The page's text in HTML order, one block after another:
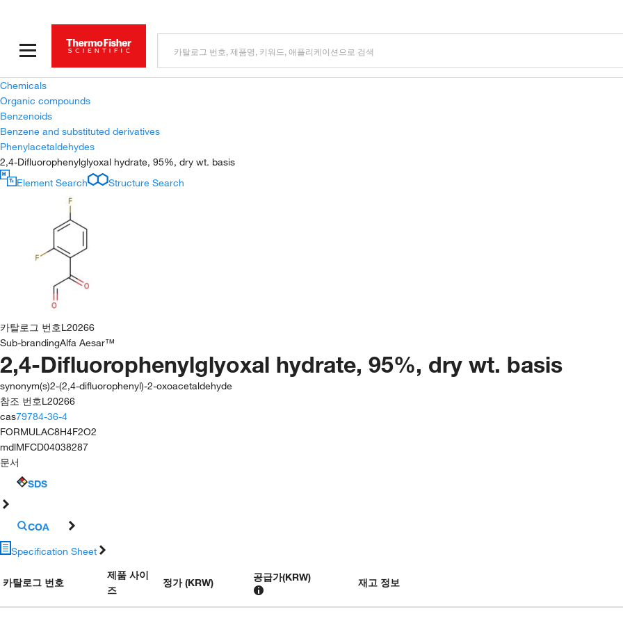
Chemicals
Organic compounds
Benzenoids
Benzene and substituted derivatives
Phenylacetaldehydes
2,4-Difluorophenylglyoxal hydrate, 95%, dry wt. basis
Element Search
Structure Search
카탈로그 번호L20266
Sub-brandingAlfa Aesar™
2,4-Difluorophenylglyoxal hydrate, 95%, dry wt. basis
synonym(s)2-(2,4-difluorophenyl)-2-oxoacetaldehyde
참조 번호L20266
cas79784-36-4
FORMULAC8H4F2O2
mdlMFCD04038287
문서
SDS
COA
Specification Sheet
카탈로그 번호
제품 사이
즈
정가 (KRW) 공급가(KRW) 재고 정보